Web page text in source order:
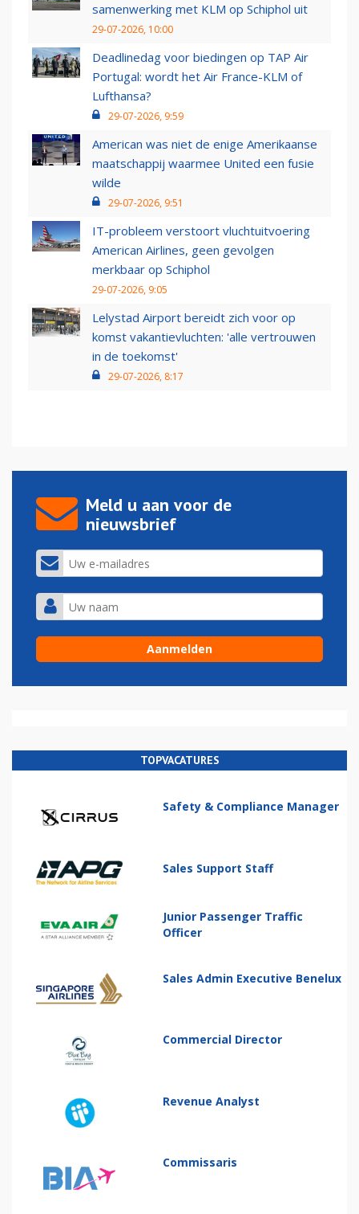
samenwerking met KLM op Schiphol uit
29-07-2026, 10:00
Deadlinedag voor biedingen op TAP Air
Portugal: wordt het Air France-KLM of
Lufthansa?
29-07-2026, 9:59
American was niet de enige Amerikaanse
maatschappij waarmee United een fusie
wilde
29-07-2026, 9:51
IT-probleem verstoort vluchtuitvoering
American Airlines, geen gevolgen
merkbaar op Schiphol
29-07-2026, 9:05
Lelystad Airport bereidt zich voor op
komst vakantievluchten: 'alle vertrouwen
in de toekomst'
29-07-2026, 8:17
Meld u aan voor de
nieuwsbrief
TOPVACATURES
Safety & Compliance Manager
Sales Support Staff
Junior Passenger Traffic
Officer
Sales Admin Executive Benelux
Commercial Director
Revenue Analyst
Commissaris